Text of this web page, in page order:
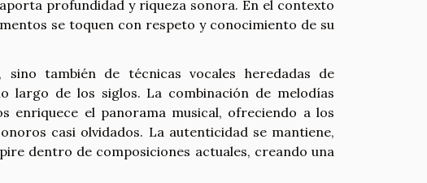
profundidad y riqueza sonora. En el contexto
se toquen con respeto y conocimiento de su
también de técnicas vocales heredadas de
largo de los siglos. La combinación de melodías
enriquece el panorama musical, ofreciendo a los
casi olvidados. La autenticidad se mantiene,
dentro de composiciones actuales, creando una